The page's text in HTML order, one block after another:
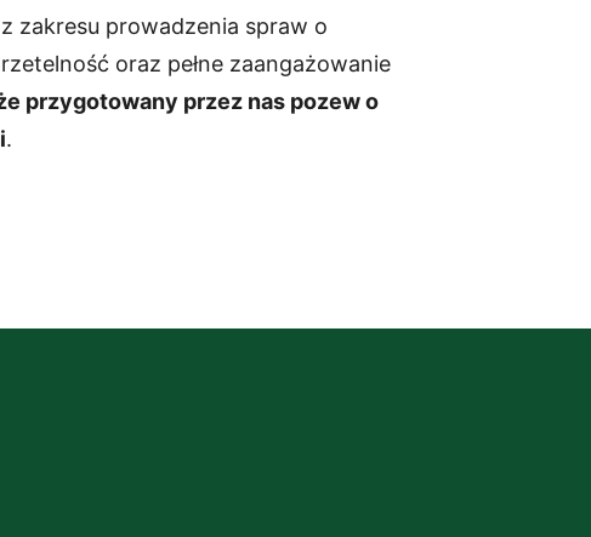
zakresu prowadzenia spraw o
oraz pełne zaangażowanie
przygotowany przez nas pozew o
.